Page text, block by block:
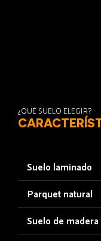
¿QUÉ SUELO ELEGIR?
Suelo laminado
Parquet natural
Suelo de